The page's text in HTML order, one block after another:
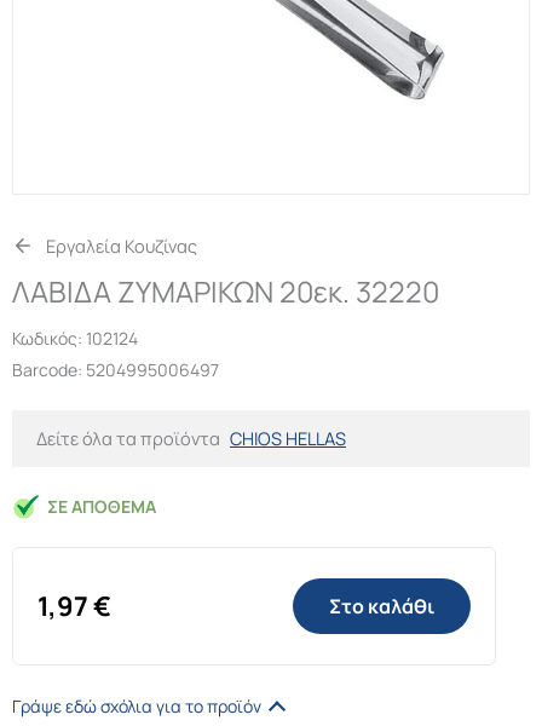
Εργαλεία Κουζίνας
ΛΑΒΙΔΑ ΖΥΜΑΡΙΚΩΝ 20εκ. 32220
Κωδικός: 102124
Barcode: 5204995006497
Δείτε όλα τα προϊόντα CHIOS HELLAS
ΣΕ ΑΠΌΘΕΜΑ
1,97€ Στο καλάθι
Γράψε εδώ σχόλια για το προϊόν